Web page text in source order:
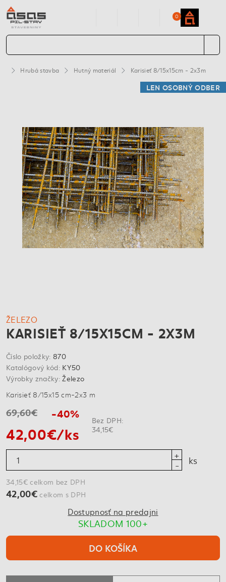
0
Hrubá stavba Hutný materiál Karisieť 8/15x15cm - 2x3m
LEN OSOBNÝ ODBER
ŽELEZO
KARISIEŤ 8/15X15CM - 2X3M
Číslo položky: 870
Katalógový kód: KY50
Výrobky značky:Železo
Karisieť 8/15x15 cm-2x3 m
69,60€ -40%
42,00€/ks
Bez DPH:
34,15€
ks
34,15€ celkom bez DPH
42,00€celkom s DPH
Dostupnosť na predajni
SKLADOM 100+
DO KOŠÍKA